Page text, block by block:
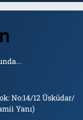
No:14/12 Üsküdar/
Yanı)